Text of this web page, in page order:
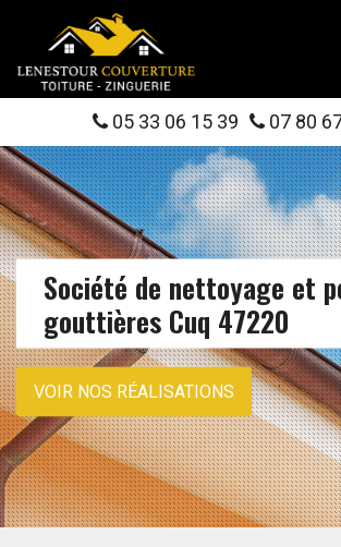
05 33 06 15 39 07 80
Société de nettoyage et
gouttières Cuq 47220
VOIR NOS RÉALISATIONS